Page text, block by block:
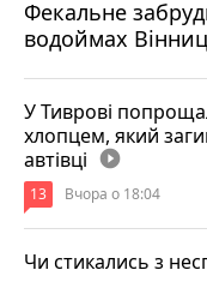
Фекальне
водоймах
У Тиврові
хлопцем, який
автівці play_circle_filled
13 Вчора о 18:04
Чи стикались з